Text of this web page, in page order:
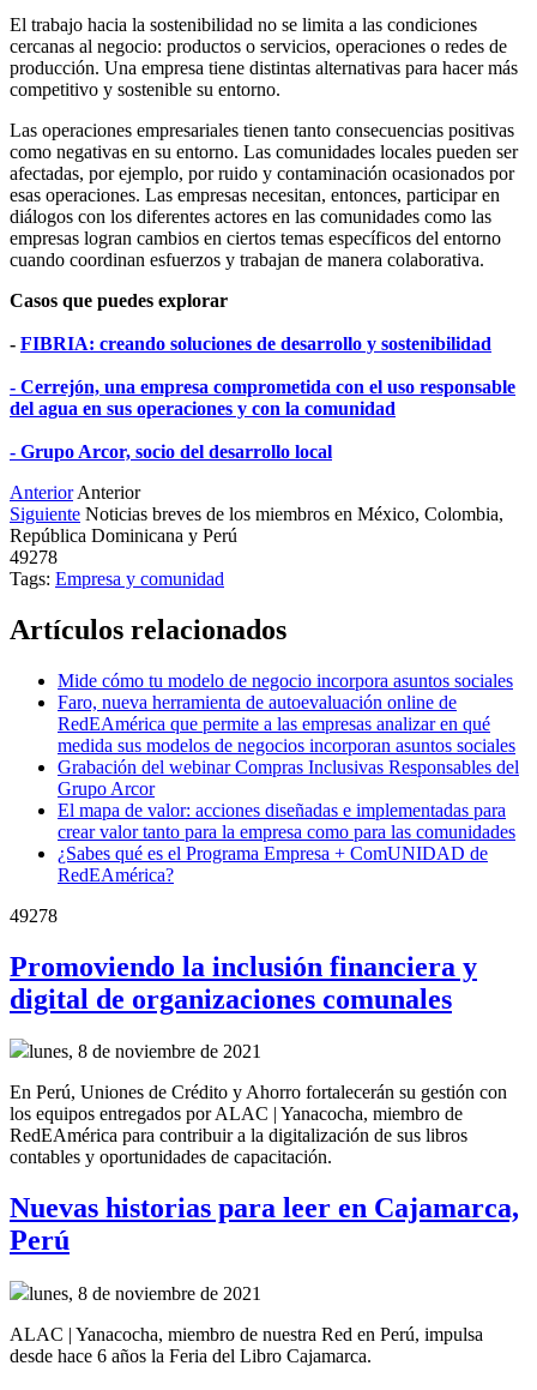
El trabajo hacia la sostenibilidad no se limita a las condiciones
cercanas al negocio: productos o servicios, operaciones o redes de
producción. Una empresa tiene distintas alternativas para hacer más
competitivo y sostenible su entorno.
Las operaciones empresariales tienen tanto consecuencias positivas
como negativas en su entorno. Las comunidades locales pueden ser
afectadas, por ejemplo, por ruido y contaminación ocasionados por
esas operaciones. Las empresas necesitan, entonces, participar en
diálogos con los diferentes actores en las comunidades como las
empresas logran cambios en ciertos temas específicos del entorno
cuando coordinan esfuerzos y trabajan de manera colaborativa.
Casos que puedes explorar
- FIBRIA: creando soluciones de desarrollo y sostenibilidad
- Cerrejón, una empresa comprometida con el uso responsable
del agua en sus operaciones y con la comunidad
- Grupo Arcor, socio del desarrollo local
Anterior Anterior
Siguiente Noticias breves de los miembros en México, Colombia,
República Dominicana y Perú
49278
Tags: Empresa y comunidad
Artículos relacionados
Mide cómo tu modelo de negocio incorpora asuntos sociales
Faro, nueva herramienta de autoevaluación online de
RedEAmérica que permite a las empresas analizar en qué
medida sus modelos de negocios incorporan asuntos sociales
Grabación del webinar Compras Inclusivas Responsables del
Grupo Arcor
El mapa de valor: acciones diseñadas e implementadas para
crear valor tanto para la empresa como para las comunidades
¿Sabes qué es el Programa Empresa + ComUNIDAD de
RedEAmérica?
49278
Promoviendo la inclusión financiera y
digital de organizaciones comunales
lunes, 8 de noviembre de 2021
En Perú, Uniones de Crédito y Ahorro fortalecerán su gestión con
los equipos entregados por ALAC | Yanacocha, miembro de
RedEAmérica para contribuir a la digitalización de sus libros
contables y oportunidades de capacitación.
Nuevas historias para leer en Cajamarca,
Perú
lunes, 8 de noviembre de 2021
ALAC | Yanacocha, miembro de nuestra Red en Perú, impulsa
desde hace 6 años la Feria del Libro Cajamarca.